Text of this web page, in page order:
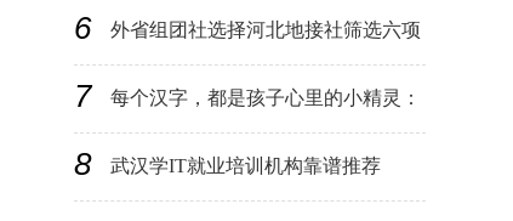
6
外省组团社选择河北地接社筛选六项
7
每个汉字，都是孩子心里的小精灵：
8
武汉学IT就业培训机构靠谱推荐